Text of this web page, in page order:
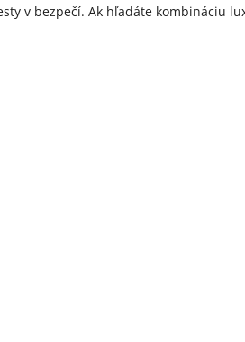
v bezpečí. Ak hľadáte kombináciu